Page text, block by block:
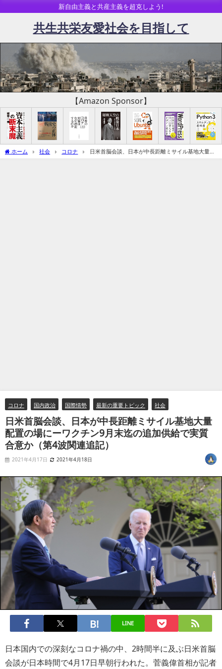
新自由主義と共産主義を超克しよう!
共生共栄友愛社会を目指して
【Amazon Sponsor】
ホーム 社会 コロナ
日米首脳会談、日本が中長距離ミサイル基地大量配
置の場にーワクチン9月末迄の追加供給で実質合意か（第4波関連追記）
コロナ 国内政治 国際情勢 最新の重要トピック 社会
日米首脳会談、日本が中長距離ミサイル基地大量
配置の場にーワクチン9月末迄の追加供給で実質
合意か（第4波関連追記）
2021年4月17日 2021年4月18日
LINE
日本国内での深刻なコロナ禍の中、2時間半に及ぶ日米首脳
会談が日本時間で4月17日早朝行われた。菅義偉首相が記者